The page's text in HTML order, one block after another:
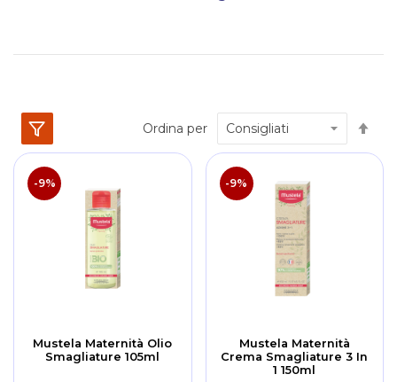
Ordina per
-9%
Mustela Maternità Olio
Smagliature 105ml
-9%
Mustela Maternità
Crema Smagliature 3 In
1 150ml